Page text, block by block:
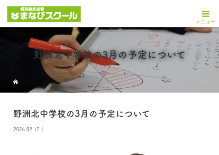
野洲北中学校の3月の予定について
野洲北中学校の3月の予定について
2026.02.17